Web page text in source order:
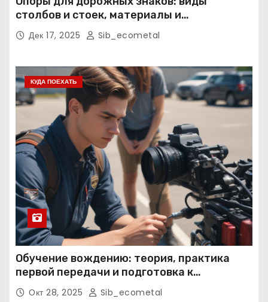
столбов и стоек, материалы и
нормативные требования
Дек 17, 2025 Sib_ecometal
КУДА ПОЕХАТЬ
Обучение вождению: теория, практика
первой передачи и подготовка к
экзаменам
Окт 28, 2025 Sib_ecometal